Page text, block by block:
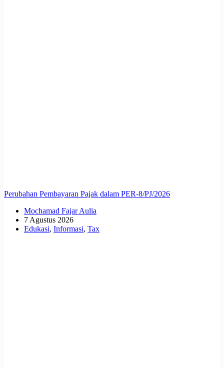
Perubahan Pembayaran Pajak dalam PER-8/PJ/2026
Mochamad Fajar Aulia
7 Agustus 2026
Edukasi, Informasi, Tax